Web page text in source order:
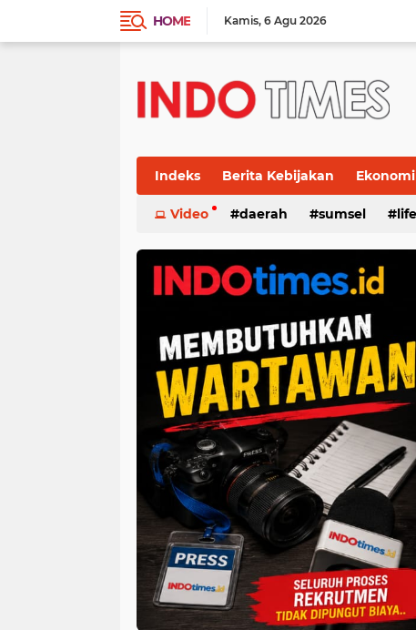
HOME Kamis 6 Agu 2026
Indeks Berita Kebijakan
Video daerah sumsel